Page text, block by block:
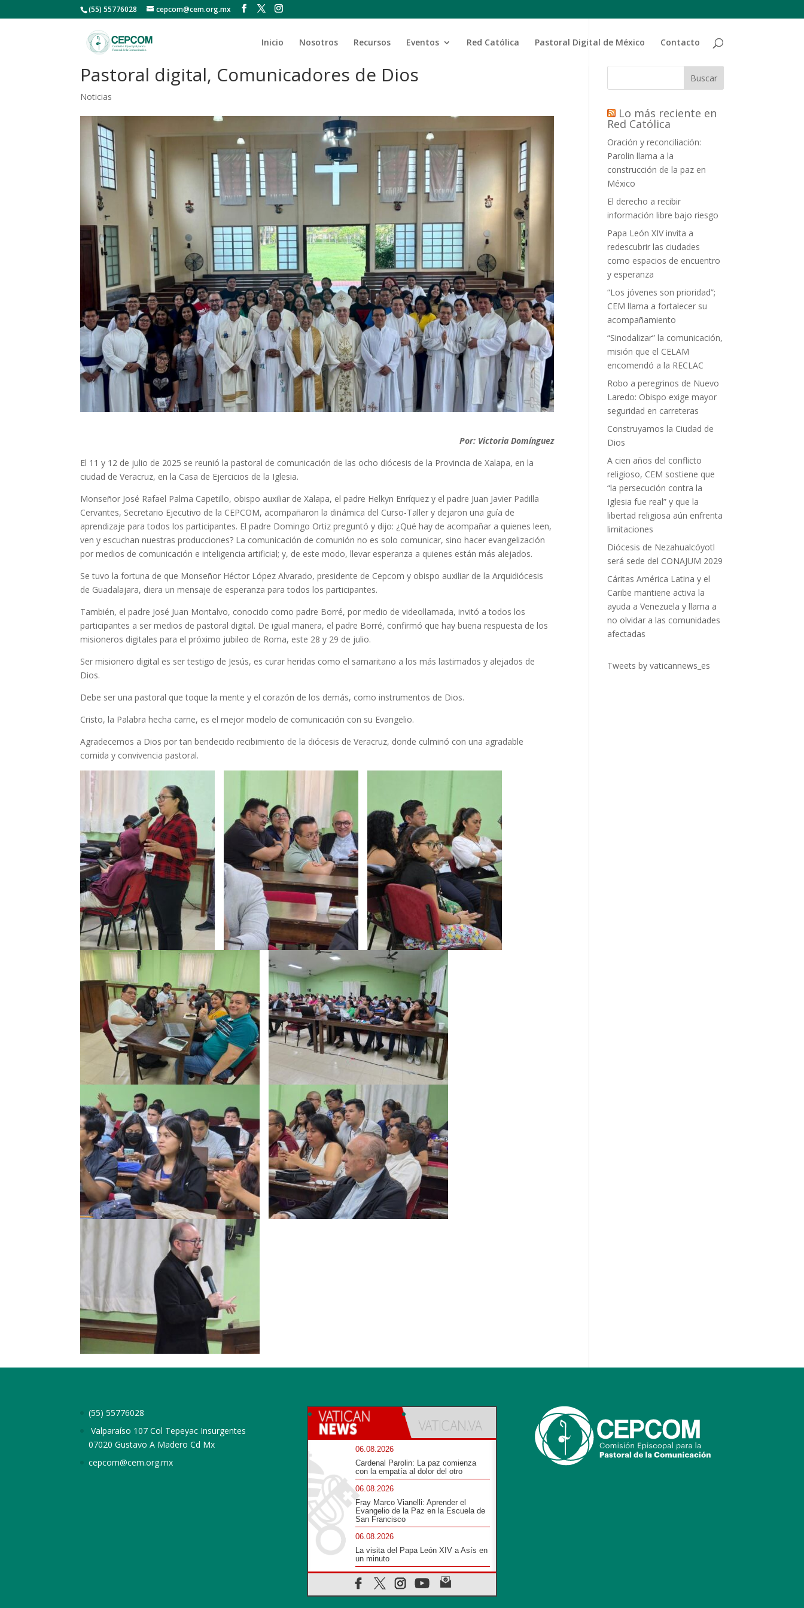
(55) 55776028 cepcom@cem.org.mx
Inicio Nosotros Recursos Eventos Red Católica Pastoral Digital de México Contacto
Pastoral digital, Comunicadores de Dios
Noticias
Por: Victoria Domínguez
El 11 y 12 de julio de 2025 se reunió la pastoral de comunicación de las ocho diócesis de la Provincia de Xalapa, en la
ciudad de Veracruz, en la Casa de Ejercicios de la Iglesia.
Monseñor José Rafael Palma Capetillo, obispo auxiliar de Xalapa, el padre Helkyn Enríquez y el padre Juan Javier Padilla
Cervantes, Secretario Ejecutivo de la CEPCOM, acompañaron la dinámica del Curso-Taller y dejaron una guía de
aprendizaje para todos los participantes. El padre Domingo Ortiz preguntó y dijo: ¿Qué hay de acompañar a quienes leen,
ven y escuchan nuestras producciones? La comunicación de comunión no es solo comunicar, sino hacer evangelización
por medios de comunicación e inteligencia artificial; y, de este modo, llevar esperanza a quienes están más alejados.
Se tuvo la fortuna de que Monseñor Héctor López Alvarado, presidente de Cepcom y obispo auxiliar de la Arquidiócesis
de Guadalajara, diera un mensaje de esperanza para todos los participantes.
También, el padre José Juan Montalvo, conocido como padre Borré, por medio de videollamada, invitó a todos los
participantes a ser medios de pastoral digital. De igual manera, el padre Borré, confirmó que hay buena respuesta de los
misioneros digitales para el próximo jubileo de Roma, este 28 y 29 de julio.
Ser misionero digital es ser testigo de Jesús, es curar heridas como el samaritano a los más lastimados y alejados de
Dios.
Debe ser una pastoral que toque la mente y el corazón de los demás, como instrumentos de Dios.
Cristo, la Palabra hecha carne, es el mejor modelo de comunicación con su Evangelio.
Agradecemos a Dios por tan bendecido recibimiento de la diócesis de Veracruz, donde culminó con una agradable
comida y convivencia pastoral.
Buscar
Lo más reciente en
Red Católica
Oración y reconciliación:
Parolin llama a la
construcción de la paz en
México
El derecho a recibir
información libre bajo riesgo
Papa León XIV invita a
redescubrir las ciudades
como espacios de encuentro
y esperanza
“Los jóvenes son prioridad”;
CEM llama a fortalecer su
acompañamiento
“Sinodalizar” la comunicación,
misión que el CELAM
encomendó a la RECLAC
Robo a peregrinos de Nuevo
Laredo: Obispo exige mayor
seguridad en carreteras
Construyamos la Ciudad de
Dios
A cien años del conflicto
religioso, CEM sostiene que
“la persecución contra la
Iglesia fue real” y que la
libertad religiosa aún enfrenta
limitaciones
Diócesis de Nezahualcóyotl
será sede del CONAJUM 2029
Cáritas América Latina y el
Caribe mantiene activa la
ayuda a Venezuela y llama a
no olvidar a las comunidades
afectadas
Tweets by vaticannews_es
(55) 55776028
Valparaíso 107 Col Tepeyac Insurgentes
07020 Gustavo A Madero Cd Mx
cepcom@cem.org.mx
06.08.2026
Cardenal Parolin: La paz comienza
con la empatía al dolor del otro
06.08.2026
Fray Marco Vianelli: Aprender el
Evangelio de la Paz en la Escuela de
San Francisco
06.08.2026
La visita del Papa León XIV a Asís en
un minuto
06.08.2026
El agradecimiento de los jóvenes al
Papa: «Hoy nos sentimos Iglesia»